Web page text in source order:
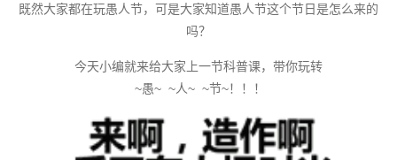
既然大家都在玩愚人节，可是大家知道愚人节这个节日是怎么来的
吗？
今天小编就来给大家上一节科普课，带你玩转
~愚~ ~人~ ~节~！！！